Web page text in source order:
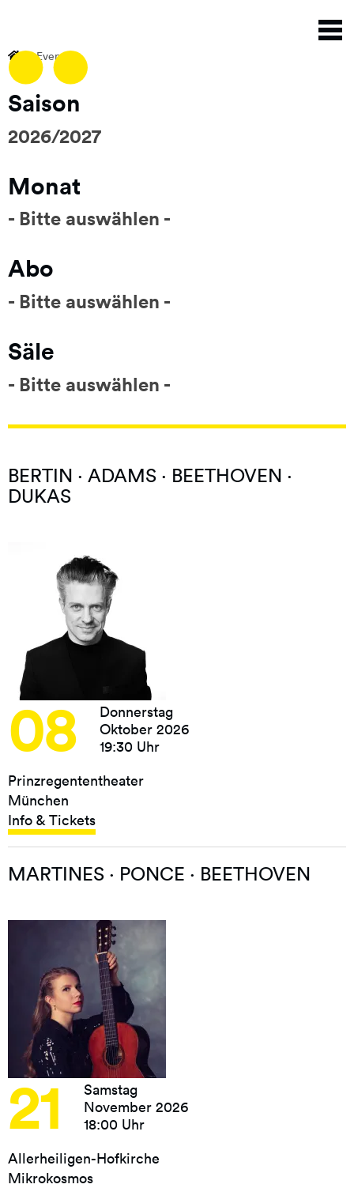
InhaltEvents
Saison
2026/2027
Monat
- Bitte auswählen -
Abo
- Bitte auswählen -
Säle
- Bitte auswählen -
BERTIN · ADAMS · BEETHOVEN ·
DUKAS
08
Donnerstag
Oktober 2026
19:30 Uhr
Prinzregententheater
München
Info & Tickets
MARTINES · PONCE · BEETHOVEN
21
Samstag
November 2026
18:00 Uhr
Allerheiligen-Hofkirche
Mikrokosmos